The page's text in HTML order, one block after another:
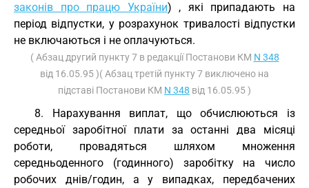
законів про працю України) , які припадають на
період відпустки, у розрахунок тривалості відпустки
не включаються і не оплачуються.
( Абзац другий пункту 7 в редакції Постанови КМ N 348
від 16.05.95 )( Абзац третій пункту 7 виключено на
підставі Постанови КМ N 348 від 16.05.95 )
8. Нарахування виплат, що обчислюються із
середньої заробітної плати за останні два місяці
роботи, провадяться шляхом множення
середньоденного (годинного) заробітку на число
робочих днів/годин, а у випадках, передбачених